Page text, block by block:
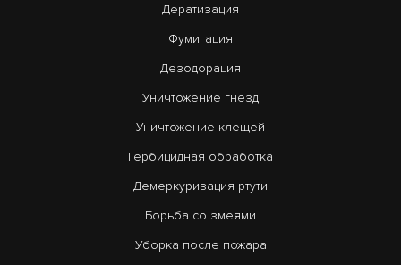
Дератизация
Фумигация
Дезодорация
Уничтожение гнезд
Уничтожение клещей
Гербицидная обработка
Демеркуризация ртути
Борьба со змеями
Уборка после пожара